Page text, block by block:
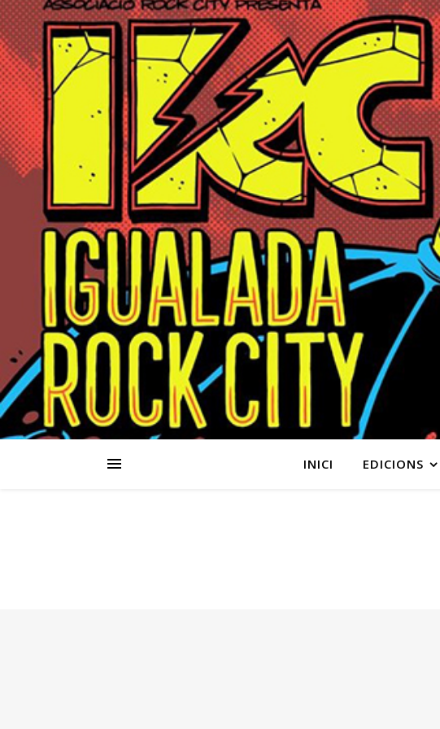
INICI EDICIONS